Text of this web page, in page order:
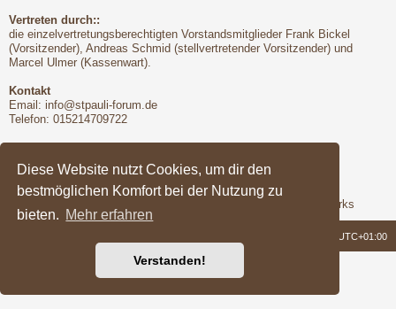
Diese Website nutzt Cookies, um dir den
bestmöglichen Komfort bei der Nutzung zu
bieten. Mehr erfahren
Verstanden!
Vertreten durch::
die einzelvertretungsberechtigten Vorstandsmitglieder Frank Bickel
(Vorsitzender), Andreas Schmid (stellvertretender Vorsitzender) und
Marcel Ulmer (Kassenwart).
Kontakt
Email: info@stpauli-forum.de
Telefon: 015214709722
Hinsichtlich der Nutzungsbedingungen gilt unser Disclaimer
Support
Das Forum wird freundlicherweise unterstützt von Q-MEX Networks
UTC+01:00
Powered byphpBB® Forum Software © phpBB Limited